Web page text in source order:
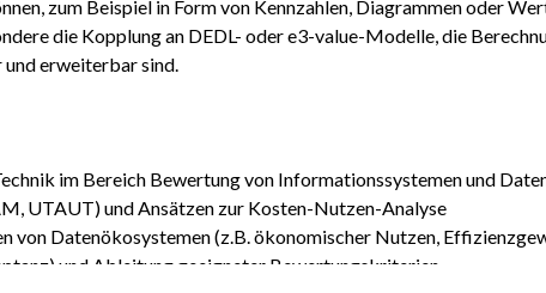
zum Beispiel in Form von Kennzahlen, Diagrammen oder
die Kopplung an DEDL- oder e3-value-Modelle, die
erweiterbar sind.
im Bereich Bewertung von Informationssystemen und
UTAUT) und Ansätzen zur Kosten-Nutzen-Analyse
von Datenökosystemen (z.B. ökonomischer Nutzen,
und Ableitung geeigneter Bewertungskriterien